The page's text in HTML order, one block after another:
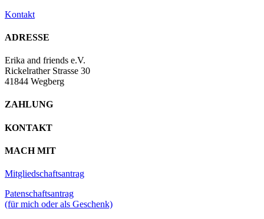
Kontakt
ADRESSE
Erika and friends e.V.
Rickelrather Strasse 30
41844 Wegberg
ZAHLUNG
KONTAKT
MACH MIT
Mitgliedschaftsantrag
Patenschaftsantrag
(für mich oder als Geschenk)